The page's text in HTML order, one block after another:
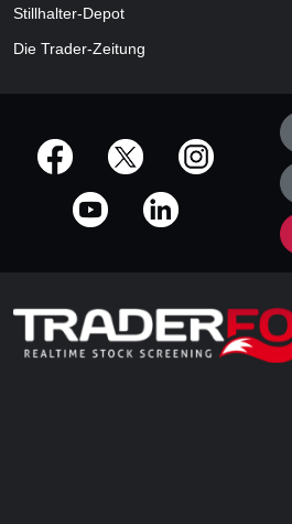
Stillhalter-Depot
Die Trader-Zeitung
offizielle Social Media-Accounts